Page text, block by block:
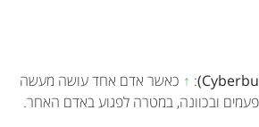
:
↑ כאשר אדם אחד עושה מעשה
ובכוונה, במטרה לפגוע באדם האחר.